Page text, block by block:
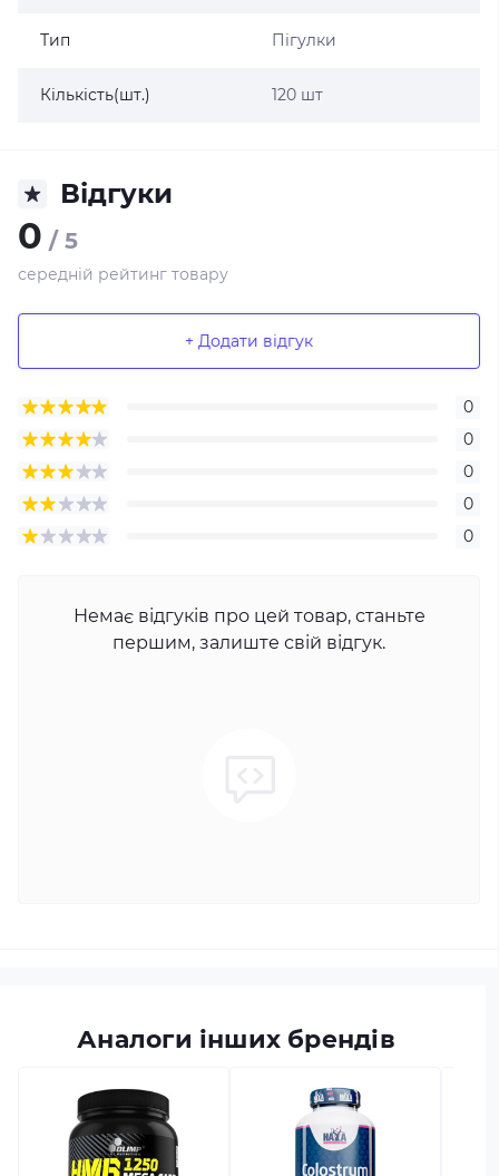
Тип Пігулки
Кількість(шт.) 120 шт
Відгуки
0 / 5
середній рейтинг товару
+ Додати відгук
0
0
0
0
0
Немає відгуків про цей товар, станьте
першим, залиште свій відгук.
Аналоги інших брендів